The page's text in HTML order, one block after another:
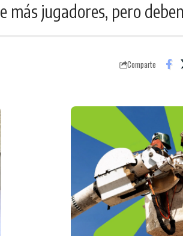
jugadores, pero
Comparte